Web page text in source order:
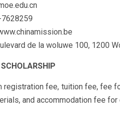
de la woluwe 100, 1200
registration fee, tuition fee, fee
and accommodation fee